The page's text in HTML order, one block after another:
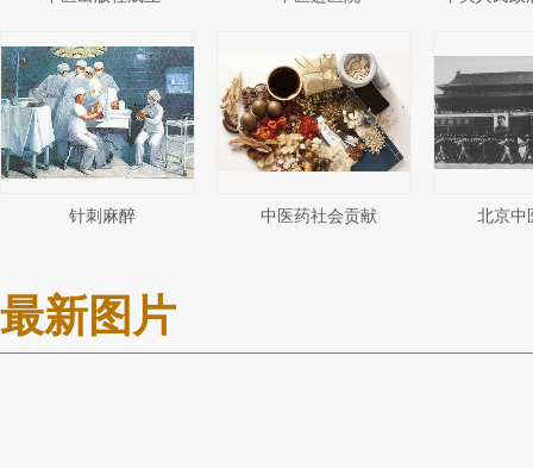
针刺麻醉 中医药社会贡献 北京中
最新图片